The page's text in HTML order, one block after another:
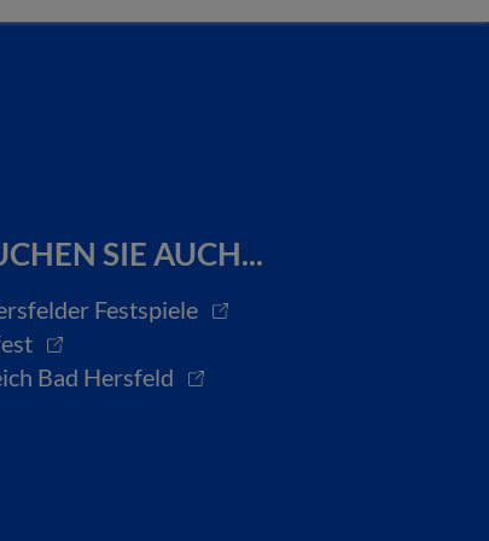
SIE AUCH...
Festspiele
Bad Hersfeld